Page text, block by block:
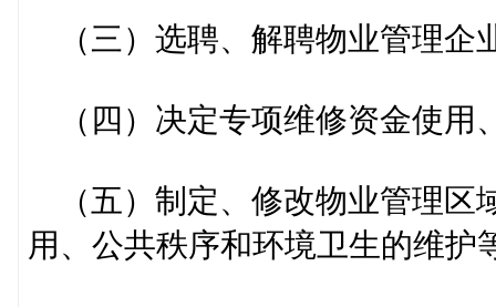
（三）选聘、解聘物业管理企
（四）决定专项维修资金使用
（五）制定、修改物业管理区
用、公共秩序和环境卫生的维护